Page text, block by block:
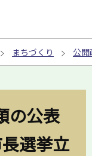
まちづくり 公
の公表
選挙立